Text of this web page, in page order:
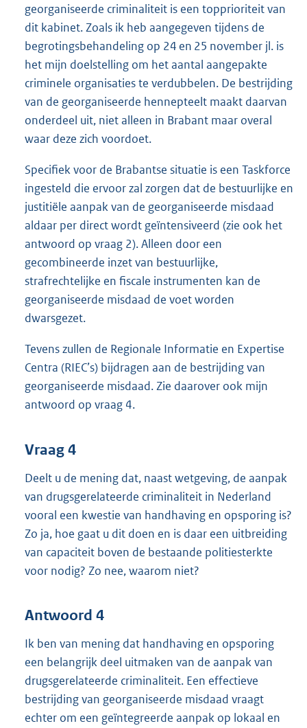
georganiseerde criminaliteit is een topprioriteit van
dit kabinet. Zoals ik heb aangegeven tijdens de
begrotingsbehandeling op 24 en 25 november jl. is
het mijn doelstelling om het aantal aangepakte
criminele organisaties te verdubbelen. De bestrijding
van de georganiseerde hennepteelt maakt daarvan
onderdeel uit, niet alleen in Brabant maar overal
waar deze zich voordoet.
Specifiek voor de Brabantse situatie is een Taskforce
ingesteld die ervoor zal zorgen dat de bestuurlijke en
justitiële aanpak van de georganiseerde misdaad
aldaar per direct wordt geïntensiveerd (zie ook het
antwoord op vraag 2). Alleen door een
gecombineerde inzet van bestuurlijke,
strafrechtelijke en fiscale instrumenten kan de
georganiseerde misdaad de voet worden
dwarsgezet.
Tevens zullen de Regionale Informatie en Expertise
Centra (RIEC’s) bijdragen aan de bestrijding van
georganiseerde misdaad. Zie daarover ook mijn
antwoord op vraag 4.
Vraag 4
Deelt u de mening dat, naast wetgeving, de aanpak
van drugsgerelateerde criminaliteit in Nederland
vooral een kwestie van handhaving en opsporing is?
Zo ja, hoe gaat u dit doen en is daar een uitbreiding
van capaciteit boven de bestaande politiesterkte
voor nodig? Zo nee, waarom niet?
Antwoord 4
Ik ben van mening dat handhaving en opsporing
een belangrijk deel uitmaken van de aanpak van
drugsgerelateerde criminaliteit. Een effectieve
bestrijding van georganiseerde misdaad vraagt
echter om een geïntegreerde aanpak op lokaal en